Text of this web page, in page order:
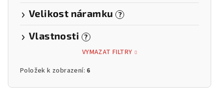
Velikost náramku ?
Vlastnosti ?
VYMAZAT FILTRY
Položek k zobrazení: 6